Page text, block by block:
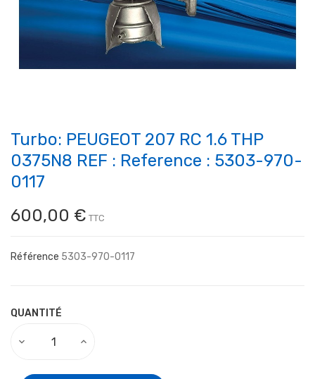
Turbo: PEUGEOT 207 RC 1.6 THP
0375N8 REF : Reference : 5303-970-
0117
600,00 € TTC
Référence 5303-970-0117
QUANTITÉ